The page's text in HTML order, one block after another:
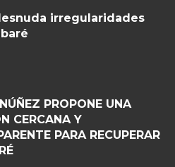
irregularidades
PROPONE UNA
CERCANA Y
PARA RECUPERAR